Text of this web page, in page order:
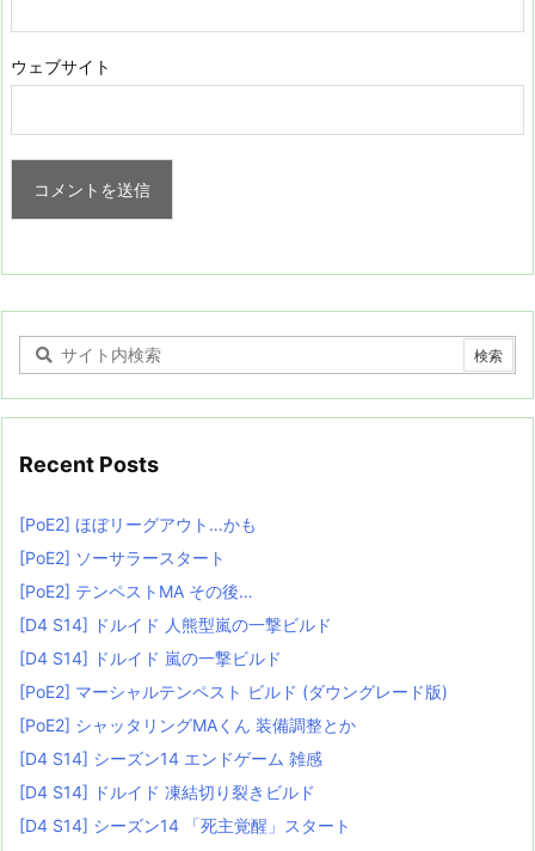
ウェブサイト
Recent Posts
[PoE2] ほぼリーグアウト…かも
[PoE2] ソーサラースタート
[PoE2] テンペストMA その後…
[D4 S14] ドルイド 人熊型嵐の一撃ビルド
[D4 S14] ドルイド 嵐の一撃ビルド
[PoE2] マーシャルテンペスト ビルド (ダウングレード版)
[PoE2] シャッタリングMAくん 装備調整とか
[D4 S14] シーズン14 エンドゲーム 雑感
[D4 S14] ドルイド 凍結切り裂きビルド
[D4 S14] シーズン14 「死主覚醒」スタート